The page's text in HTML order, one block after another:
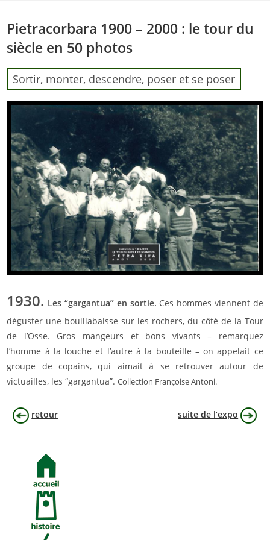
content
Pietracorbara 1900 – 2000 : le tour du
siècle en 50 photos
Sortir, monter, descendre, poser et se poser
1930. Les “gargantua” en sortie. Ces hommes viennent de
déguster une bouillabaisse sur les rochers, du côté de la Tour
de l’Osse. Gros mangeurs et bons vivants – remarquez
l’homme à la louche et l’autre à la bouteille – on appelait ce
groupe de copains, qui aimait à se retrouver autour de
victuailles, les “gargantua”.Collection Françoise Antoni.
retour suite de l’expo